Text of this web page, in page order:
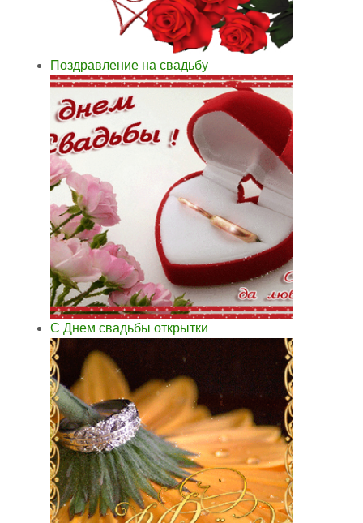
Поздравление на свадьбу
С Днем свадьбы открытки